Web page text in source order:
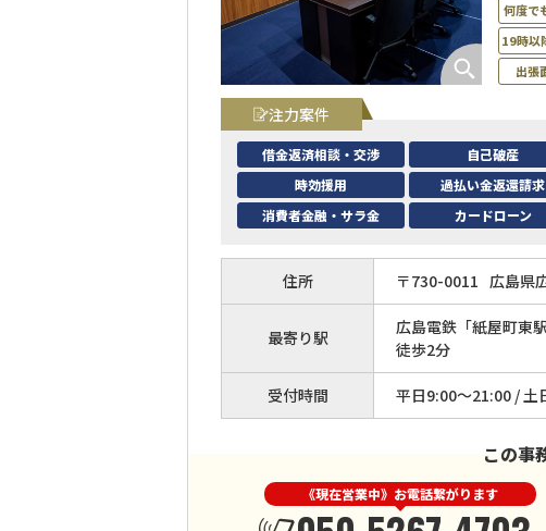
何度で
19時以
出張
注力案件
借金返済相談・交渉 自己破産
時効援用
過払い金返還請求
消費者金融・サラ金
カードローン
住所 〒730-0011 広島県
最寄り駅
広島電鉄「紙屋町東
徒歩2分
受付時間 平日9:00～21:00 / 土
この事
《現在営業中》お電話繋がります